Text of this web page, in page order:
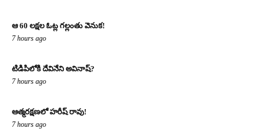
ఆ 60 లక్షల ఓట్ల గల్లంతు వెనుక!
7 hours ago
టిడిపిలోకి దేవినేని అవినాష్?
7 hours ago
ఆత్మరక్షణలో హరీష్ రావు!
7 hours ago